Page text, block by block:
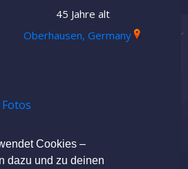
Cookies –
dazu und zu deinen
45 Jahre alt
Oberhausen, Germany